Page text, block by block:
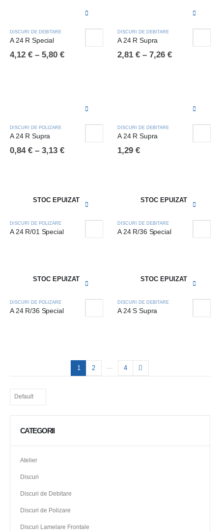
DISCURI DE DEBITARE
A 24 R Special
4,12 € – 5,80 €
DISCURI DE DEBITARE
A 24 R Supra
2,81 € – 7,26 €
DISCURI DE POLIZARE
A 24 R Supra
0,84 € – 3,13 €
DISCURI DE DEBITARE
A 24 R Supra
1,29 €
STOC EPUIZAT
DISCURI DE POLIZARE
A 24 R/01 Special
STOC EPUIZAT
DISCURI DE DEBITARE
A 24 R/36 Special
STOC EPUIZAT
DISCURI DE POLIZARE
A 24 R/36 Special
STOC EPUIZAT
DISCURI DE DEBITARE
A 24 S Supra
1 2 … 4
CATEGORII
Atelier
Discuri
Discuri de Debitare
Discuri de Polizare
Discuri Lamelare Frontale